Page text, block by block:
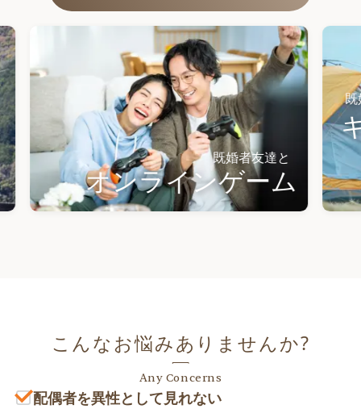
既婚者友達と
オンラインゲーム
既婚者友
キ
こんなお悩みありませんか?
Any Concerns
配偶者を異性として見れない